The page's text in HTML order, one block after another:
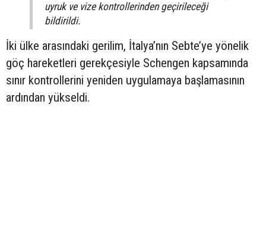
uyruk ve vize kontrollerinden geçirileceği
bildirildi.
İki ülke arasındaki gerilim, İtalya’nın Sebte’ye yönelik
göç hareketleri gerekçesiyle Schengen kapsamında
sınır kontrollerini yeniden uygulamaya başlamasının
ardından yükseldi.